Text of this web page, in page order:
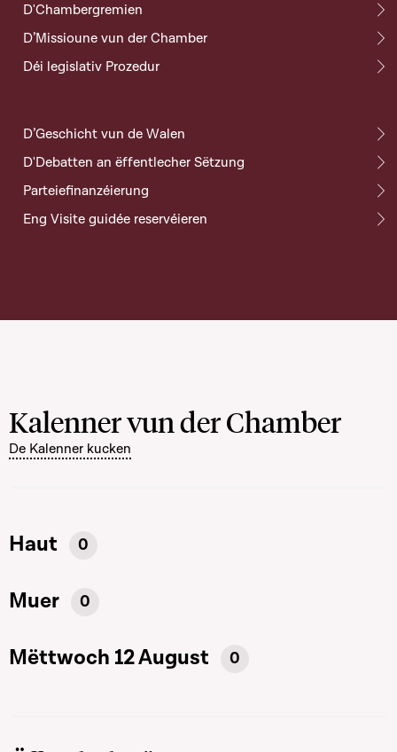
D'Chambergremien
D’Missioune vun der Chamber
Déi legislativ Prozedur
D’Geschicht vun de Walen
D'Debatten an ëffentlecher Sëtzung
Parteiefinanzéierung
Eng Visite guidée reservéieren
Kalenner vun der Chamber
De Kalenner kucken
Haut 0
Muer 0
Mëttwoch 12 August 0